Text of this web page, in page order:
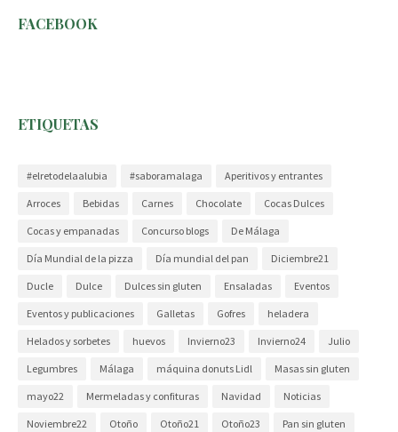
FACEBOOK
ETIQUETAS
#elretodelaalubia #saboramalaga Aperitivos y entrantes
Arroces Bebidas Carnes Chocolate Cocas Dulces
Cocas y empanadas Concurso blogs De Málaga
Día Mundial de la pizza Día mundial del pan Diciembre21
Ducle Dulce Dulces sin gluten Ensaladas Eventos
Eventos y publicaciones Galletas Gofres heladera
Helados y sorbetes huevos Invierno23 Invierno24 Julio
Legumbres Málaga máquina donuts Lidl Masas sin gluten
mayo22 Mermeladas y confituras Navidad Noticias
Noviembre22 Otoño Otoño21 Otoño23 Pan sin gluten